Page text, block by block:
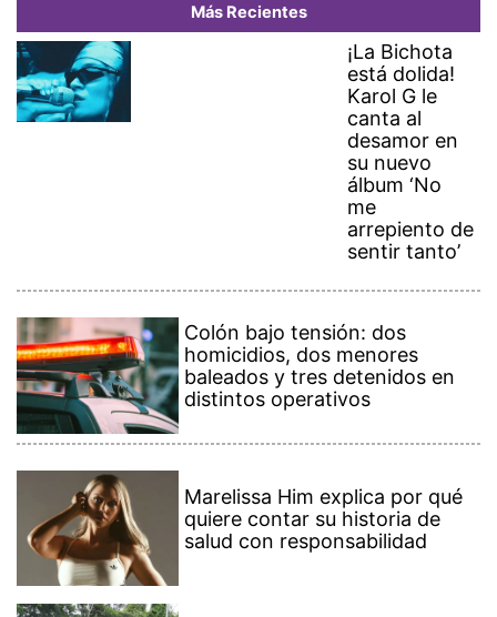
Más Recientes
¡La Bichota
está dolida!
Karol G le
canta al
desamor en
su nuevo
álbum ‘No
me
arrepiento de
sentir tanto’
Colón bajo tensión: dos
homicidios, dos menores
baleados y tres detenidos en
distintos operativos
Marelissa Him explica por qué
quiere contar su historia de
salud con responsabilidad